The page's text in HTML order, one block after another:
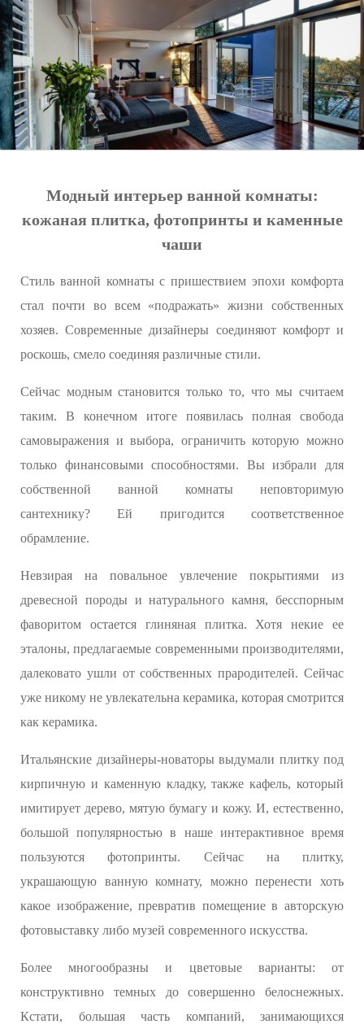
Модный интерьер ванной комнаты:
кожаная плитка, фотопринты и каменные
чаши
Стиль ванной комнаты с пришествием эпохи комфорта
стал почти во всем «подражать» жизни собственных
хозяев. Современные дизайнеры соединяют комфорт и
роскошь, смело соединяя различные стили.
Сейчас модным становится только то, что мы считаем
таким. В конечном итоге появилась полная свобода
самовыражения и выбора, ограничить которую можно
только финансовыми способностями. Вы избрали для
собственной ванной комнаты неповторимую
сантехнику? Ей пригодится соответственное
обрамление.
Невзирая на повальное увлечение покрытиями из
древесной породы и натурального камня, бесспорным
фаворитом остается глиняная плитка. Хотя некие ее
эталоны, предлагаемые современными производителями,
далековато ушли от собственных прародителей. Сейчас
уже никому не увлекательна керамика, которая смотрится
как керамика.
Итальянские дизайнеры-новаторы выдумали плитку под
кирпичную и каменную кладку, также кафель, который
имитирует дерево, мятую бумагу и кожу. И, естественно,
большой популярностью в наше интерактивное время
пользуются фотопринты. Сейчас на плитку,
украшающую ванную комнату, можно перенести хоть
какое изображение, превратив помещение в авторскую
фотовыставку либо музей современного искусства.
Более многообразны и цветовые варианты: от
конструктивно темных до совершенно белоснежных.
Кстати, большая часть компаний, занимающихся